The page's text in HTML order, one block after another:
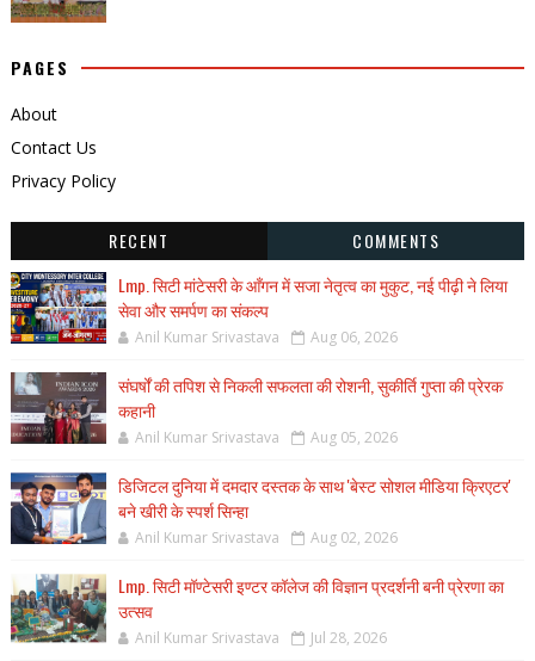
PAGES
About
Contact Us
Privacy Policy
RECENT
COMMENTS
Lmp. सिटी मांटेसरी के आँगन में सजा नेतृत्व का मुकुट, नई पीढ़ी ने लिया
सेवा और समर्पण का संकल्प
Anil Kumar Srivastava Aug 06, 2026
संघर्षों की तपिश से निकली सफलता की रोशनी, सुकीर्ति गुप्ता की प्रेरक
कहानी
Anil Kumar Srivastava Aug 05, 2026
डिजिटल दुनिया में दमदार दस्तक के साथ 'बेस्ट सोशल मीडिया क्रिएटर'
बने खीरी के स्पर्श सिन्हा
Anil Kumar Srivastava Aug 02, 2026
Lmp. सिटी मॉण्टेसरी इण्टर कॉलेज की विज्ञान प्रदर्शनी बनी प्रेरणा का
उत्सव
Anil Kumar Srivastava Jul 28, 2026